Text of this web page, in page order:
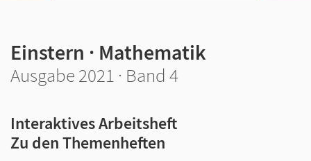
Einstern · Mathematik
Ausgabe 2021 · Band 4
Interaktives Arbeitsheft
Zu den Themenheften